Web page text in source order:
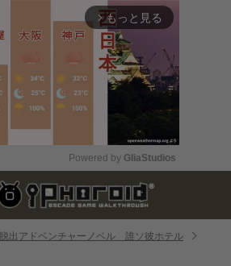
arrow_forward_ios もっと見る
Mute
Powered by GliaStudios
脱出アドベンチャーノベル 誰ソ彼ホテル